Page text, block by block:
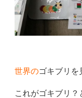
世界のゴキブリを
これがゴキブリ？